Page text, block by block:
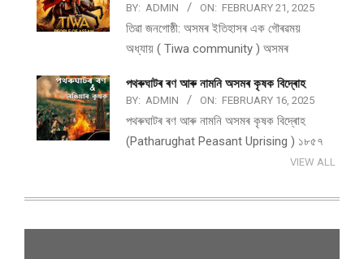
BY: ADMIN ON: FEBRUARY 21, 2025
তিৱা জনগোষ্ঠী: অসমৰ ইতিহাসৰ এক গৌৰৱময়
অধ্যায় ( Tiwa community ) অসমৰ
পথ​ৰুঘাট​ৰ ৰণ আৰু নামনি অসম​ৰ কৃষক বিদ্ৰোহ​
BY: ADMIN ON: FEBRUARY 16, 2025
পথ​ৰুঘাট​ৰ ৰণ আৰু নামনি অসম​ৰ কৃষক বিদ্ৰোহ​
(Patharughat Peasant Uprising ) ১৮৫৭
VIEW ALL